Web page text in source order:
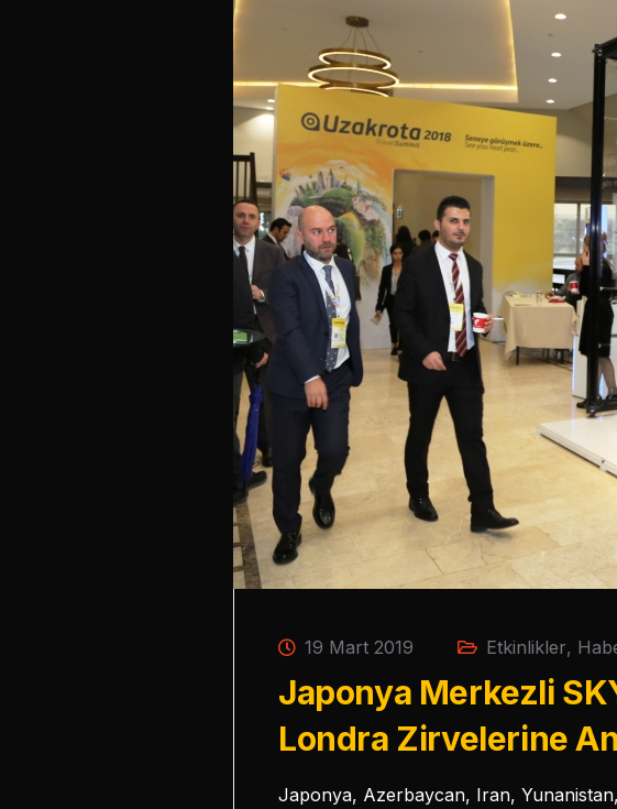
19 Mart 2019 Etkinlikler,
Japonya Merkezli
Londra Zirvelerine
Japonya, Azerbaycan, Iran,